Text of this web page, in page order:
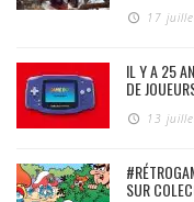
17
IL Y A 25
DE
13
SUR